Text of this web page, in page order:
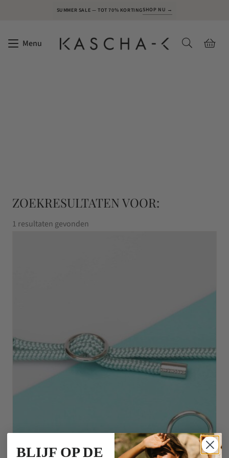
SUMMER SALE — TOT 70% KORTINGSHOP NU →
Menu
ZOEKRESULTATEN VOOR:
1 resultaten gevonden
BLIJF OP DE